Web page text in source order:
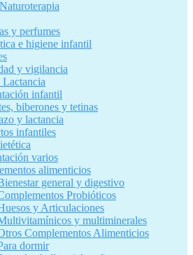
y perfumes
e higiene infantil
y vigilancia
infantil
biberones y tetinas
y lactancia
infantiles
varios
alimenticios
general y digestivo
Probióticos
y Articulaciones
y multiminerales
Complementos Alimenticios
dormir